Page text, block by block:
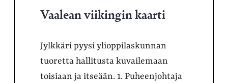
Vaalean viikingin kaarti
Jylkkäri pyysi ylioppilaskunnan
tuoretta hallitusta kuvailemaan
toisiaan ja itseään. 1. Puheenjohtaja